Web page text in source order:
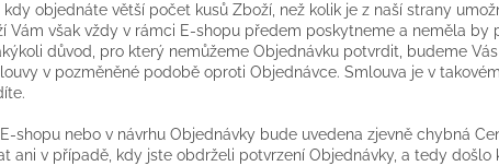
objednáte větší počet kusů Zboží, než kolik je z naší strany
Vám však vždy v rámci E-shopu předem poskytneme a neměla by
důvod, pro který nemůžeme Objednávku potvrdit, budeme
v pozměněné podobě oproti Objednávce. Smlouva je v
shopu nebo v návrhu Objednávky bude uvedena zjevně chybná
ani v případě, kdy jste obdrželi potvrzení Objednávky, a tedy došlo